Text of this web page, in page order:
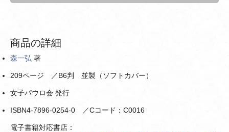
商品の詳細
森一弘 著
209ページ ／B6判 並製（ソフトカバー）
女子パウロ会 発行
ISBN4-7896-0254-0 ／Cコード：C0016
電子書籍対応書店：